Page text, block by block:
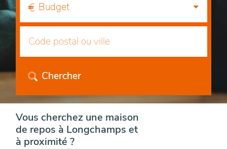
Budget
Chercher
Vous cherchez une maison
de repos à Longchamps et
à proximité ?